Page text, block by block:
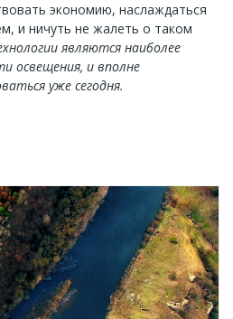
экономию, наслаждаться
и ничуть не жалеть о таком
являются наиболее
освещения, и вполне
уже сегодня.